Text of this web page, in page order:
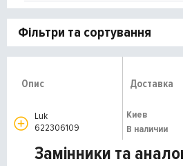
Фільтри та сортування
Опис Доставка
Luk
622306109
Киев
В наличии
Замінники та